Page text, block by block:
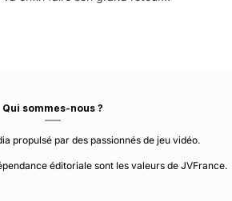
Qui sommes-nous ?
propulsé par des passionnés de jeu vidéo.
éditoriale sont les valeurs de JVFrance.